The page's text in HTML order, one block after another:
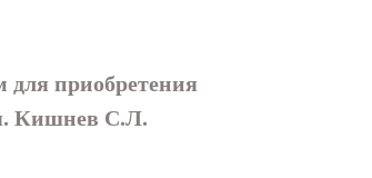
приобретения
Кишнев С.Л.